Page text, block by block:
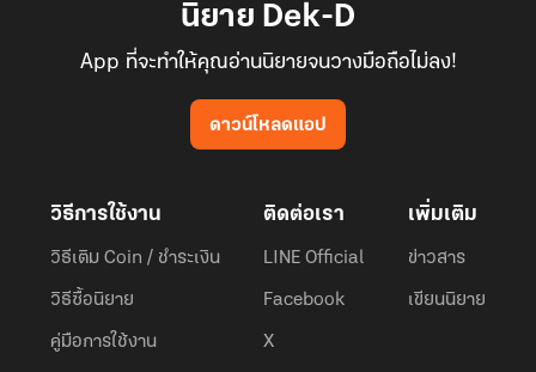
นิยาย Dek-D
App ที่จะทำให้คุณอ่านนิยายจนวางมือถือไม่ลง!
ดาวน์โหลดแอป
วิธีการใช้งาน
วิธีเติม Coin / ชำระเงิน
วิธีซื้อนิยาย
คู่มือการใช้งาน
ติดต่อเรา
LINE Official
Facebook
X
เพิ่มเติม
ข่าวสาร
เขียนนิยาย